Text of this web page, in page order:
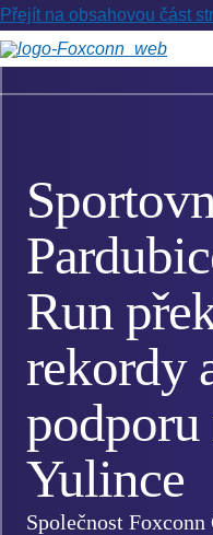
Přejít na obsahovou část
Run
rekordy
podporu
Yulince
Společnost